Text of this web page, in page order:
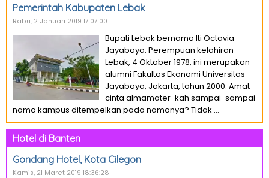
Pemerintah Kabupaten Lebak
Rabu, 2 Januari 2019 17:07:00
Bupati Lebak bernama Iti Octavia
Jayabaya. Perempuan kelahiran
Lebak, 4 Oktober 1978, ini merupakan
alumni Fakultas Ekonomi Universitas
Jayabaya, Jakarta, tahun 2000. Amat
cinta almamater-kah sampai-sampai
nama kampus ditempelkan pada namanya? Tidak ...
Hotel di Banten
Gondang Hotel, Kota Cilegon
Kamis, 21 Maret 2019 18:36:28